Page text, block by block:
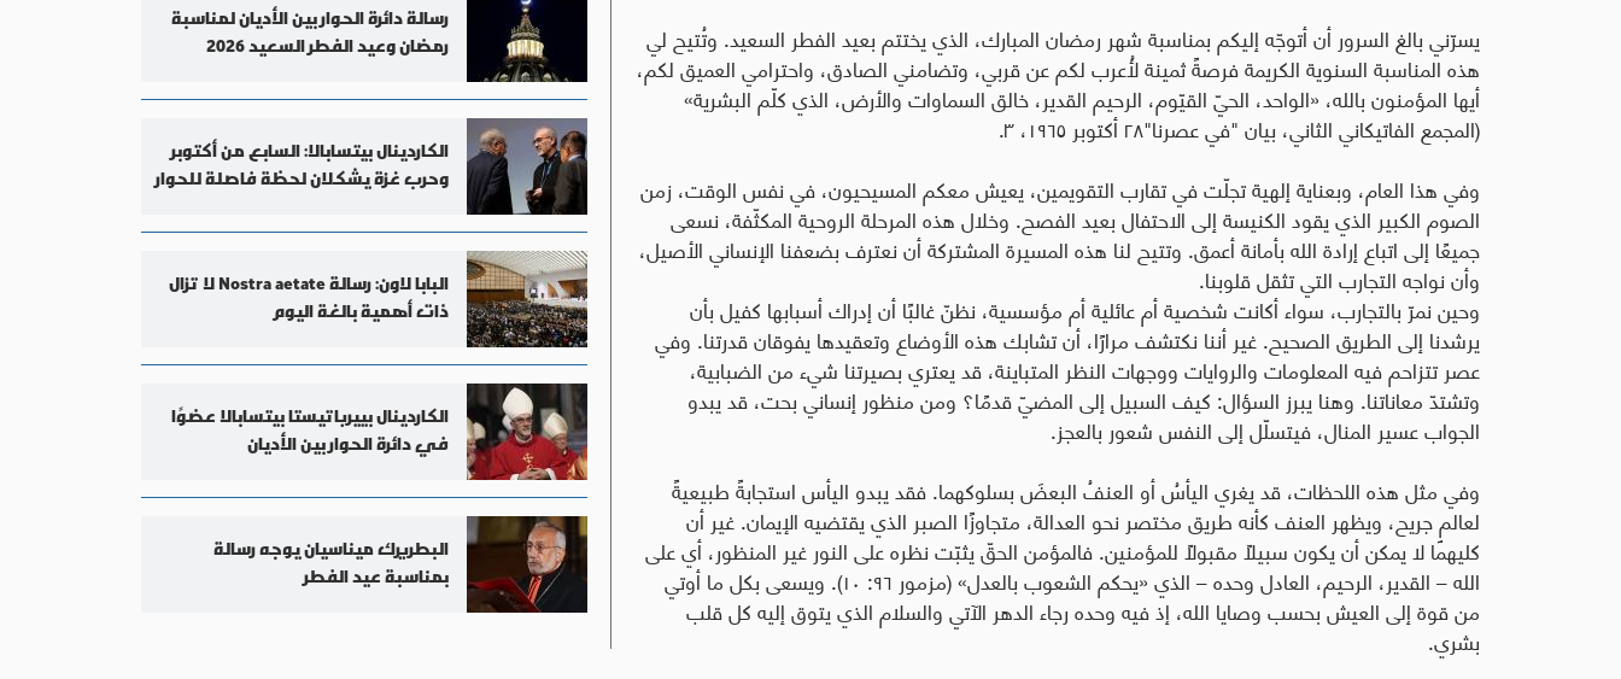
يسرّني بالغ السرور أن أتوجّه إليكم بمناسبة شهر رمضان المبارك، الذي يختتم بعيد الفطر السعيد. وتُتيح لي
هذه المناسبة السنوية الكريمة فرصةً ثمينة لأُعرب لكم عن قربي، وتضامني الصادق، واحترامي العميق لكم،
أيها المؤمنون بالله، «الواحد، الحيّ القيّوم، الرحيم القدير، خالق السماوات والأرض، الذي كلّم البشرية»
(المجمع الفاتيكاني الثاني، بيان "في عصرنا"٢٨ أكتوبر ١٩٦٥، ٣.
وفي هذا العام، وبعناية إلهية تجلّت في تقارب التقويمين، يعيش معكم المسيحيون، في نفس الوقت، زمن
الصوم الكبير الذي يقود الكنيسة إلى الاحتفال بعيد الفصح. وخلال هذه المرحلة الروحية المكثّفة، نسعى
جميعًا إلى اتباع إرادة الله بأمانة أعمق. وتتيح لنا هذه المسيرة المشتركة أن نعترف بضعفنا الإنساني الأصيل،
وأن نواجه التجارب التي تثقل قلوبنا.
وحين نمرّ بالتجارب، سواء أكانت شخصية أم عائلية أم مؤسسية، نظنّ غالبًا أن إدراك أسبابها كفيل بأن
يرشدنا إلى الطريق الصحيح. غير أننا نكتشف مرارًا، أن تشابك هذه الأوضاع وتعقيدها يفوقان قدرتنا. وفي
عصر تتزاحم فيه المعلومات والروايات ووجهات النظر المتباينة، قد يعتري بصيرتنا شيء من الضبابية،
وتشتدّ معاناتنا. وهنا يبرز السؤال: كيف السبيل إلى المضيّ قدمًا؟ ومن منظور إنساني بحت، قد يبدو
الجواب عسير المنال، فيتسلّل إلى النفس شعور بالعجز.
وفي مثل هذه اللحظات، قد يغري اليأسُ أو العنفُ البعضَ بسلوكهما. فقد يبدو اليأس استجابةً طبيعيةً
لعالمٍ جريح، ويظهر العنف كأنه طريق مختصر نحو العدالة، متجاوزًا الصبر الذي يقتضيه الإيمان. غير أن
كليهما لا يمكن أن يكون سبيلًا مقبولًا للمؤمنين. فالمؤمن الحقّ يثبّت نظره على النور غير المنظور، أي على
الله – القدير، الرحيم، العادل وحده – الذي «يحكم الشعوب بالعدل» (مزمور ٩٦: ١٠). ويسعى بكل ما أوتي
من قوة إلى العيش بحسب وصايا الله، إذ فيه وحده رجاء الدهر الآتي والسلام الذي يتوق إليه كل قلب
بشري.
رسالة دائرة الحوار بين الأديان لمناسبة
رمضان وعيد الفطر السعيد 2026
الكاردينال بيتسابالا: السابع من أكتوبر
وحرب غزة يشكلان لحظة فاصلة للحوار
البابا لاون: رسالة Nostra aetate لا تزال
ذات أهمية بالغة اليوم
الكاردينال بييرباتيستا بيتسابالا عضوًا
في دائرة الحوار بين الأديان
البطريرك ميناسيان يوجه رسالة
بمناسبة عيد الفطر